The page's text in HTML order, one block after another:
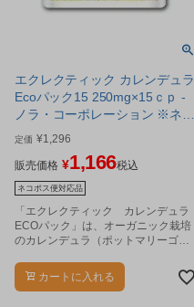
エクレクティック カレンデュラ
Ecoパック15 250mg×15ｃｐ -
ノラ・コーポレーション ※ネコ
ポス対応商品
定価 ¥1,296
販売価格 ¥1,166税込
ネコポス便対応品
「エクレクティック カレンデュラ
ECOパック」は、オーガニック栽培
のカレンデュラ（ポットマリーゴー
用したカプセルタイプのハーブ加工
製品です。
カートに入れる